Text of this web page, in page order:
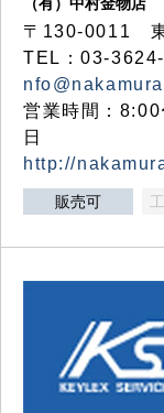
〒130-0011
TEL：03-
営業時間：
日
http://
販売可